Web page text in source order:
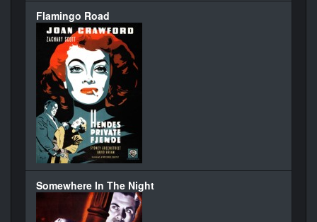
Flamingo Road
Somewhere In The Night